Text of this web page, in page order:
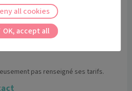
ma mutuelle
savoir combien me coûtera
pas renseigné ses tarifs.
OK, accept all
all cookies